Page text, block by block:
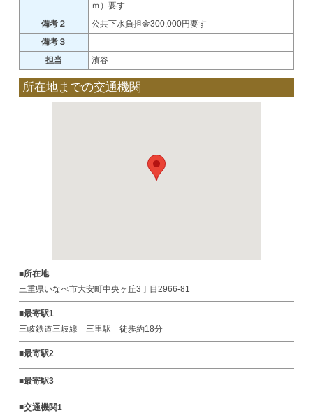
ｍ）要す
備考２
公共下水負担金300,000円要す
備考３
担当
濱谷
所在地までの交通機関
■所在地
三重県いなべ市大安町中央ヶ丘3丁目2966-81
■最寄駅1
三岐鉄道三岐線 三里駅 徒歩約18分
■最寄駅2
■最寄駅3
■交通機関1